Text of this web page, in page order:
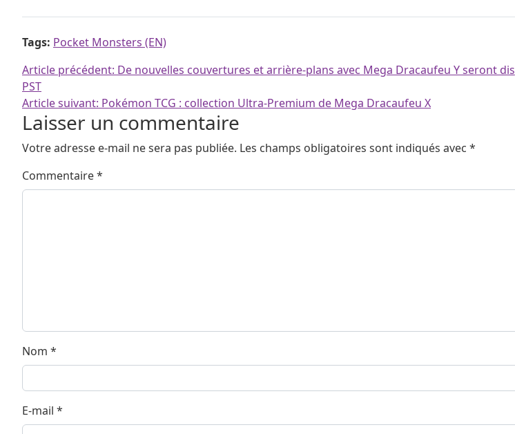
Tags: Pocket Monsters (EN)
Navigation de l’article
Article précédent: De nouvelles couvertures et arrière-plans avec Mega Dracaufeu Y seront
PST
Article suivant: Pokémon TCG : collection Ultra-Premium de Mega Dracaufeu X
Laisser un commentaire
Votre adresse e-mail ne sera pas publiée. Les champs obligatoires sont indiqués avec *
Commentaire*
Nom *
E-mail *